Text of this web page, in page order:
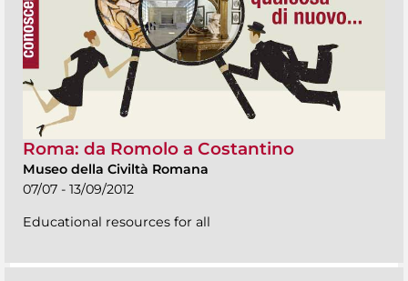
Roma: da Romolo a Costantino
Museo della Civiltà Romana
07/07 - 13/09/2012
Educational resources for all